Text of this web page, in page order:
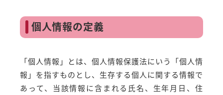
個人情報の定義
「個人情報」とは、個人情報保護法にいう「個人情
報」を指すものとし、生存する個人に関する情報で
あって、当該情報に含まれる氏名、生年月日、住